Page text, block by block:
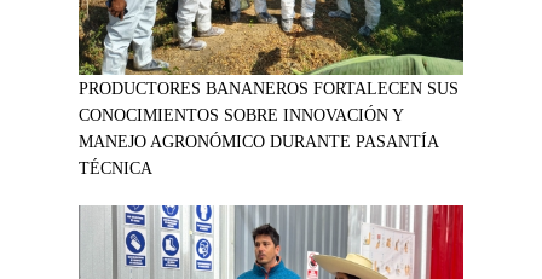
PRODUCTORES BANANEROS FORTALECEN SUS
CONOCIMIENTOS SOBRE INNOVACIÓN Y
MANEJO AGRONÓMICO DURANTE PASANTÍA
TÉCNICA